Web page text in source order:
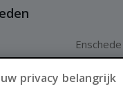
Enschede
privacy belangrijk